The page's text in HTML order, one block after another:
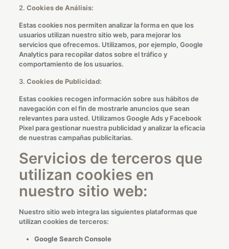
2. Cookies de Análisis:
Estas cookies nos permiten analizar la forma en que los
usuarios utilizan nuestro sitio web, para mejorar los
servicios que ofrecemos. Utilizamos, por ejemplo, Google
Analytics para recopilar datos sobre el tráfico y
comportamiento de los usuarios.
3. Cookies de Publicidad:
Estas cookies recogen información sobre sus hábitos de
navegación con el fin de mostrarle anuncios que sean
relevantes para usted. Utilizamos Google Ads y Facebook
Pixel para gestionar nuestra publicidad y analizar la eficacia
de nuestras campañas publicitarias.
Servicios de terceros que
utilizan cookies en
nuestro sitio web:
Nuestro sitio web integra las siguientes plataformas que
utilizan cookies de terceros:
Google Search Console